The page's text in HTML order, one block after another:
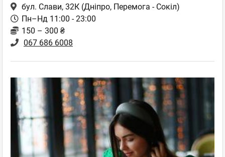
бул. Слави, 32К (Дніпро, Перемога - Сокіл)
Пн–Нд 11:00 - 23:00
150 – 300 ₴
067 686 6008